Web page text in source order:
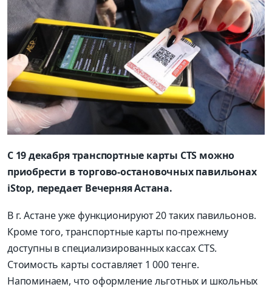
С 19 декабря транспортные карты CTS можно
приобрести в торгово-остановочных павильонах
iStop, передает Вечерняя Астана.
В г. Астане уже функционируют 20 таких павильонов.
Кроме того, транспортные карты по-прежнему
доступны в специализированных кассах CTS.
Стоимость карты составляет 1 000 тенге.
Напоминаем, что оформление льготных и школьных